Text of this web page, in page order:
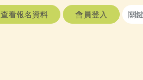
查看報名資料 會員登入